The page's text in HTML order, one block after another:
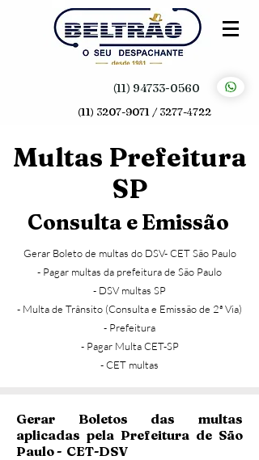
(11) 94733-0560
(11) 3207-9071 / 3277-4722
Multas Prefeitura
SP
Consulta e Emissão
Gerar Boleto de multas do DSV- CET São Paulo
- Pagar multas da prefeitura de São Paulo
- DSV multas SP
- Multa de Trânsito (Consulta e Emissão de 2ª Via)
- Prefeitura
- Pagar Multa CET-SP
- CET multas
Gerar Boletos das multas
aplicadas pela Prefeitura de São
Paulo - CET-DSV